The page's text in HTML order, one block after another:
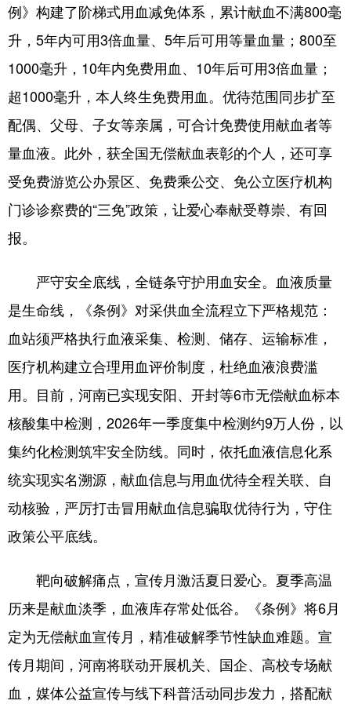
例》构建了阶梯式用血减免体系，累计献血不满800毫
升，5年内可用3倍血量、5年后可用等量血量；800至
1000毫升，10年内免费用血、10年后可用3倍血量；
超1000毫升，本人终生免费用血。优待范围同步扩至
配偶、父母、子女等亲属，可合计免费使用献血者等
量血液。此外，获全国无偿献血表彰的个人，还可享
受免费游览公办景区、免费乘公交、免公立医疗机构
门诊诊察费的“三免”政策，让爱心奉献受尊崇、有回
报。
严守安全底线，全链条守护用血安全。血液质量
是生命线，《条例》对采供血全流程立下严格规范：
血站须严格执行血液采集、检测、储存、运输标准，
医疗机构建立合理用血评价制度，杜绝血液浪费滥
用。目前，河南已实现安阳、开封等6市无偿献血标本
核酸集中检测，2026年一季度集中检测约9万人份，以
集约化检测筑牢安全防线。同时，依托血液信息化系
统实现实名溯源，献血信息与用血优待全程关联、自
动核验，严厉打击冒用献血信息骗取优待行为，守住
政策公平底线。
靶向破解痛点，宣传月激活夏日爱心。夏季高温
历来是献血淡季，血液库存常处低谷。《条例》将6月
定为无偿献血宣传月，精准破解季节性缺血难题。宣
传月期间，河南将联动开展机关、国企、高校专场献
血，媒体公益宣传与线下科普活动同步发力，搭配献